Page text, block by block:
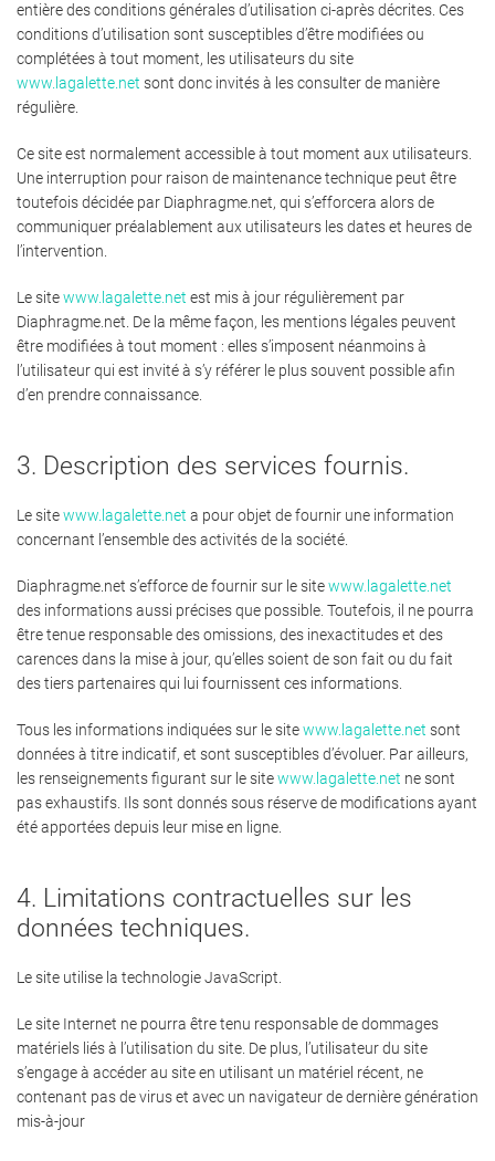
entière des conditions générales d’utilisation ci-après décrites. Ces
conditions d’utilisation sont susceptibles d’être modifiées ou
complétées à tout moment, les utilisateurs du site
www.lagalette.net sont donc invités à les consulter de manière
régulière.
Ce site est normalement accessible à tout moment aux utilisateurs.
Une interruption pour raison de maintenance technique peut être
toutefois décidée par Diaphragme.net, qui s’efforcera alors de
communiquer préalablement aux utilisateurs les dates et heures de
l’intervention.
Le sitewww.lagalette.net est mis à jour régulièrement par
Diaphragme.net. De la même façon, les mentions légales peuvent
être modifiées à tout moment : elles s’imposent néanmoins à
l’utilisateur qui est invité à s’y référer le plus souvent possible afin
d’en prendre connaissance.
3. Description des services fournis.
Le sitewww.lagalette.net a pour objet de fournir une information
concernant l’ensemble des activités de la société.
Diaphragme.net s’efforce de fournir sur le sitewww.lagalette.net
des informations aussi précises que possible. Toutefois, il ne pourra
être tenue responsable des omissions, des inexactitudes et des
carences dans la mise à jour, qu’elles soient de son fait ou du fait
des tiers partenaires qui lui fournissent ces informations.
Tous les informations indiquées sur le sitewww.lagalette.net sont
données à titre indicatif, et sont susceptibles d’évoluer. Par ailleurs,
les renseignements figurant sur le sitewww.lagalette.net ne sont
pas exhaustifs. Ils sont donnés sous réserve de modifications ayant
été apportées depuis leur mise en ligne.
4. Limitations contractuelles sur les
données techniques.
Le site utilise la technologie JavaScript.
Le site Internet ne pourra être tenu responsable de dommages
matériels liés à l’utilisation du site. De plus, l’utilisateur du site
s’engage à accéder au site en utilisant un matériel récent, ne
contenant pas de virus et avec un navigateur de dernière génération
mis-à-jour